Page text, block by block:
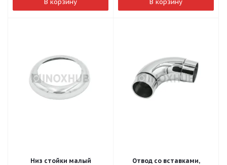
Низ стойки малый
Отвод со вставками,